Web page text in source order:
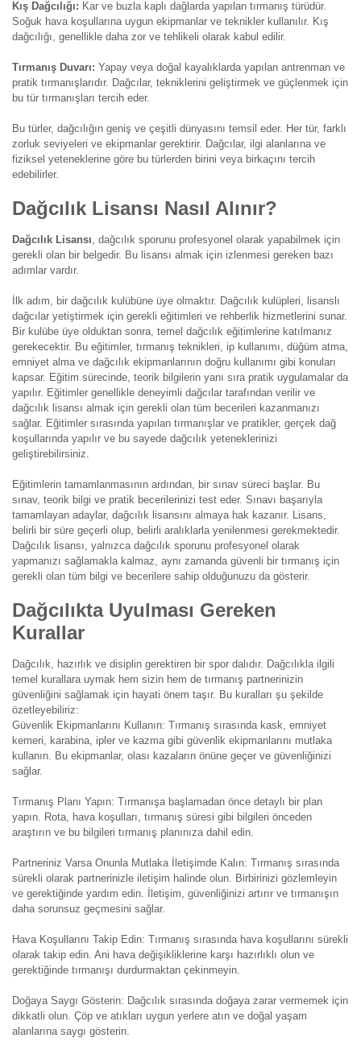
Kış Dağcılığı: Kar ve buzla kaplı dağlarda yapılan tırmanış türüdür.
Soğuk hava koşullarına uygun ekipmanlar ve teknikler kullanılır. Kış
dağcılığı, genellikle daha zor ve tehlikeli olarak kabul edilir.
Tırmanış Duvarı: Yapay veya doğal kayalıklarda yapılan antrenman ve
pratik tırmanışlarıdır. Dağcılar, tekniklerini geliştirmek ve güçlenmek için
bu tür tırmanışları tercih eder.
Bu türler, dağcılığın geniş ve çeşitli dünyasını temsil eder. Her tür, farklı
zorluk seviyeleri ve ekipmanlar gerektirir. Dağcılar, ilgi alanlarına ve
fiziksel yeteneklerine göre bu türlerden birini veya birkaçını tercih
edebilirler.
Dağcılık Lisansı Nasıl Alınır?
Dağcılık Lisansı, dağcılık sporunu profesyonel olarak yapabilmek için
gerekli olan bir belgedir. Bu lisansı almak için izlenmesi gereken bazı
adımlar vardır.
İlk adım, bir dağcılık kulübüne üye olmaktır. Dağcılık kulüpleri, lisanslı
dağcılar yetiştirmek için gerekli eğitimleri ve rehberlik hizmetlerini sunar.
Bir kulübe üye olduktan sonra, temel dağcılık eğitimlerine katılmanız
gerekecektir. Bu eğitimler, tırmanış teknikleri, ip kullanımı, düğüm atma,
emniyet alma ve dağcılık ekipmanlarının doğru kullanımı gibi konuları
kapsar. Eğitim sürecinde, teorik bilgilerin yanı sıra pratik uygulamalar da
yapılır. Eğitimler genellikle deneyimli dağcılar tarafından verilir ve
dağcılık lisansı almak için gerekli olan tüm becerileri kazanmanızı
sağlar. Eğitimler sırasında yapılan tırmanışlar ve pratikler, gerçek dağ
koşullarında yapılır ve bu sayede dağcılık yeteneklerinizi
geliştirebilirsiniz.
Eğitimlerin tamamlanmasının ardından, bir sınav süreci başlar. Bu
sınav, teorik bilgi ve pratik becerilerinizi test eder. Sınavı başarıyla
tamamlayan adaylar, dağcılık lisansını almaya hak kazanır. Lisans,
belirli bir süre geçerli olup, belirli aralıklarla yenilenmesi gerekmektedir.
Dağcılık lisansı, yalnızca dağcılık sporunu profesyonel olarak
yapmanızı sağlamakla kalmaz, aynı zamanda güvenli bir tırmanış için
gerekli olan tüm bilgi ve becerilere sahip olduğunuzu da gösterir.
Dağcılıkta Uyulması Gereken
Kurallar
Dağcılık, hazırlık ve disiplin gerektiren bir spor dalıdır. Dağcılıkla ilgili
temel kurallara uymak hem sizin hem de tırmanış partnerinizin
güvenliğini sağlamak için hayati önem taşır. Bu kuralları şu şekilde
özetleyebiliriz:
Güvenlik Ekipmanlarını Kullanın: Tırmanış sırasında kask, emniyet
kemeri, karabina, ipler ve kazma gibi güvenlik ekipmanlarını mutlaka
kullanın. Bu ekipmanlar, olası kazaların önüne geçer ve güvenliğinizi
sağlar.
Tırmanış Planı Yapın: Tırmanışa başlamadan önce detaylı bir plan
yapın. Rota, hava koşulları, tırmanış süresi gibi bilgileri önceden
araştırın ve bu bilgileri tırmanış planınıza dahil edin.
Partneriniz Varsa Onunla Mutlaka İletişimde Kalın: Tırmanış sırasında
sürekli olarak partnerinizle iletişim halinde olun. Birbirinizi gözlemleyin
ve gerektiğinde yardım edin. İletişim, güvenliğinizi artırır ve tırmanışın
daha sorunsuz geçmesini sağlar.
Hava Koşullarını Takip Edin: Tırmanış sırasında hava koşullarını sürekli
olarak takip edin. Ani hava değişikliklerine karşı hazırlıklı olun ve
gerektiğinde tırmanışı durdurmaktan çekinmeyin.
Doğaya Saygı Gösterin: Dağcılık sırasında doğaya zarar vermemek için
dikkatli olun. Çöp ve atıkları uygun yerlere atın ve doğal yaşam
alanlarına saygı gösterin.